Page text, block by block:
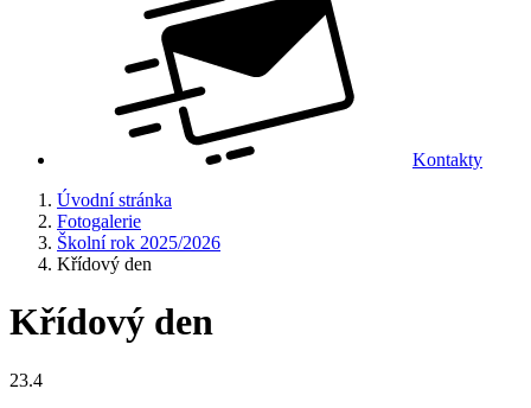
Kontakty
Úvodní stránka
Fotogalerie
Školní rok 2025/2026
Křídový den
Křídový den
23.4